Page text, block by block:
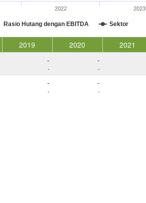
Rasio Hutang dengan EBITDA Sektor
2022 2023
2019 2020 2021
-
-
-
-
-
-
-
-